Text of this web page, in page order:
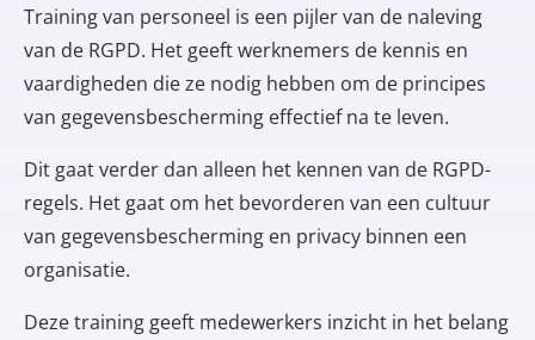
Training van personeel is een pijler van de naleving
van de RGPD. Het geeft werknemers de kennis en
vaardigheden die ze nodig hebben om de principes
van gegevensbescherming effectief na te leven.
Dit gaat verder dan alleen het kennen van de RGPD-
regels. Het gaat om het bevorderen van een cultuur
van gegevensbescherming en privacy binnen een
organisatie.
Deze training geeft medewerkers inzicht in het belang